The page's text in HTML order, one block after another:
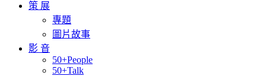
策 展
專題
圖片故事
影 音
50+People
50+Talk